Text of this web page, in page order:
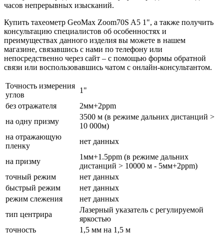
часов непрерывных изысканий.
Купить тахеометр GeoMax Zoom70S A5 1", а также получить
консультацию специалистов об особенностях и
преимуществах данного изделия вы можете в нашем
магазине, связавшись с нами по телефону или
непосредственно через сайт – с помощью формы обратной
связи или воспользовавшись чатом с онлайн-консультантом.
Точность измерения
углов
1"
без отражателя
2мм+2ppm
на одну призму
3500 м (в режиме дальних дистанций >
10 000м)
на отражающую
пленку
нет данных
на призму
1мм+1.5ppm (в режиме дальних
дистанций > 10000 м - 5мм+2ppm)
точный режим
нет данных
быстрый режим
нет данных
режим слежения
нет данных
тип центрира
Лазерный указатель с регулируемой
яркостью
точность
1,5 мм на 1,5 м